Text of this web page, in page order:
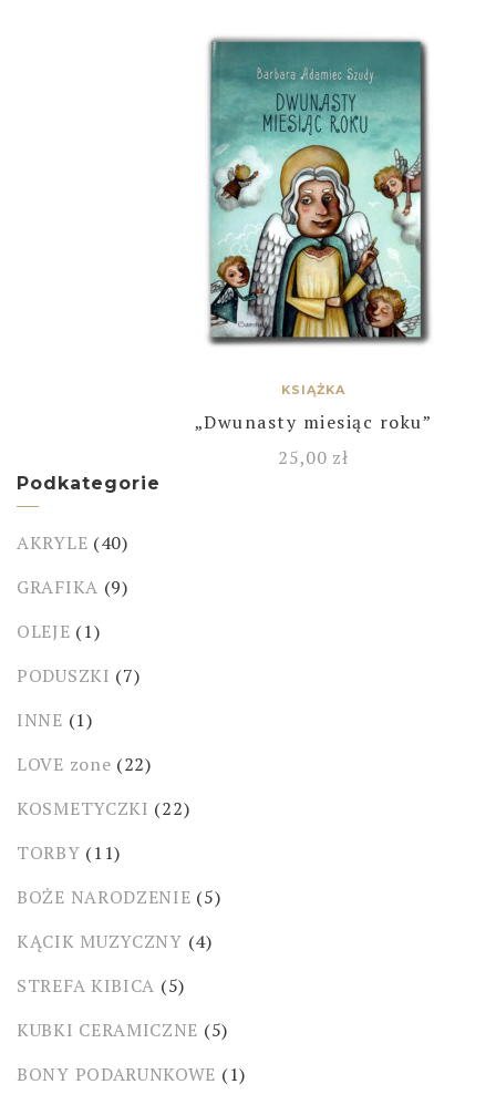
KSIĄŻKA
„Dwunasty miesiąc roku”
25,00 zł
Podkategorie
AKRYLE (40)
GRAFIKA (9)
OLEJE (1)
PODUSZKI (7)
INNE (1)
LOVE zone (22)
KOSMETYCZKI (22)
TORBY (11)
BOŻE NARODZENIE (5)
KĄCIK MUZYCZNY (4)
STREFA KIBICA (5)
KUBKI CERAMICZNE (5)
BONY PODARUNKOWE (1)